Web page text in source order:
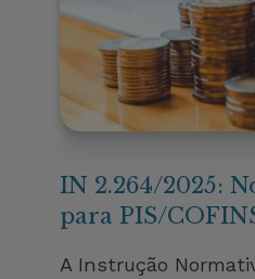
IN 2.264/2025:
para PIS/
A Instrução